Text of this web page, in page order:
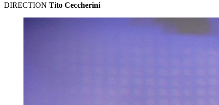
DIRECTION Tito Ceccherini